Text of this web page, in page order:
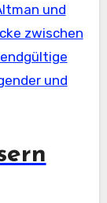
und
zwischen
und